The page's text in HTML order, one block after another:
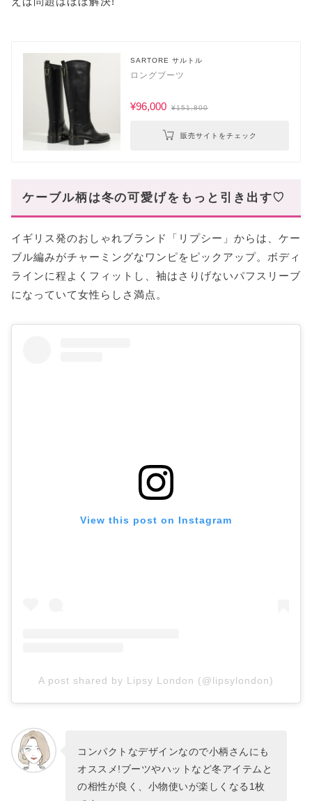
SARTORE サルトル
ロングブーツ
¥96,000 ¥151,800
販売サイトをチェック
ケーブル柄は冬の可愛げをもっと引き出す♡
イギリス発のおしゃれブランド「リプシー」からは、ケー
ブル編みがチャーミングなワンピをピックアップ。ボディ
ラインに程よくフィットし、袖はさりげないパフスリーブ
になっていて女性らしさ満点。
View this post on Instagram
A post shared by Lipsy London (@lipsylondon)
コンパクトなデザインなので小柄さんにも
オススメ!ブーツやハットなど冬アイテムと
の相性が良く、小物使いが楽しくなる1枚